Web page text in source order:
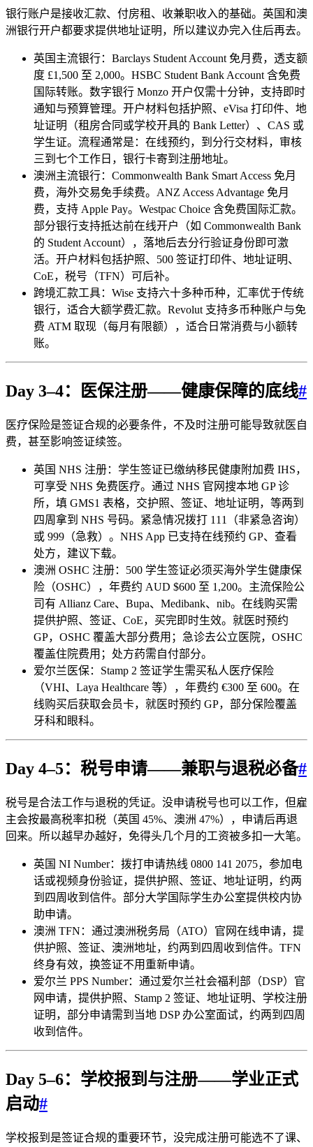
银行账户是接收汇款、付房租、收兼职收入的基础。英国和澳
洲银行开户都要求提供地址证明，所以建议办完入住后再去。
英国主流银行：Barclays Student Account 免月费，透支额
度 £1,500 至 2,000。HSBC Student Bank Account 含免费
国际转账。数字银行 Monzo 开户仅需十分钟，支持即时
通知与预算管理。开户材料包括护照、eVisa 打印件、地
址证明（租房合同或学校开具的 Bank Letter）、CAS 或
学生证。流程通常是：在线预约，到分行交材料，审核
三到七个工作日，银行卡寄到注册地址。
澳洲主流银行：Commonwealth Bank Smart Access 免月
费，海外交易免手续费。ANZ Access Advantage 免月
费，支持 Apple Pay。Westpac Choice 含免费国际汇款。
部分银行支持抵达前在线开户（如 Commonwealth Bank
的 Student Account），落地后去分行验证身份即可激
活。开户材料包括护照、500 签证打印件、地址证明、
CoE，税号（TFN）可后补。
跨境汇款工具：Wise 支持六十多种币种，汇率优于传统
银行，适合大额学费汇款。Revolut 支持多币种账户与免
费 ATM 取现（每月有限额），适合日常消费与小额转
账。
Day 3–4：医保注册——健康保障的底线#
医疗保险是签证合规的必要条件，不及时注册可能导致就医自
费，甚至影响签证续签。
英国 NHS 注册：学生签证已缴纳移民健康附加费 IHS，
可享受 NHS 免费医疗。通过 NHS 官网搜本地 GP 诊
所，填 GMS1 表格，交护照、签证、地址证明，等两到
四周拿到 NHS 号码。紧急情况拨打 111（非紧急咨询）
或 999（急救）。NHS App 已支持在线预约 GP、查看
处方，建议下载。
澳洲 OSHC 注册：500 学生签证必须买海外学生健康保
险（OSHC），年费约 AUD $600 至 1,200。主流保险公
司有 Allianz Care、Bupa、Medibank、nib。在线购买需
提供护照、签证、CoE，买完即时生效。就医时预约
GP，OSHC 覆盖大部分费用；急诊去公立医院，OSHC
覆盖住院费用；处方药需自付部分。
爱尔兰医保：Stamp 2 签证学生需买私人医疗保险
（VHI、Laya Healthcare 等），年费约 €300 至 600。在
线购买后获取会员卡，就医时预约 GP，部分保险覆盖
牙科和眼科。
Day 4–5：税号申请——兼职与退税必备#
税号是合法工作与退税的凭证。没申请税号也可以工作，但雇
主会按最高税率扣税（英国 45%、澳洲 47%），申请后再退
回来。所以越早办越好，免得头几个月的工资被多扣一大笔。
英国 NI Number：拨打申请热线 0800 141 2075，参加电
话或视频身份验证，提供护照、签证、地址证明，约两
到四周收到信件。部分大学国际学生办公室提供校内协
助申请。
澳洲 TFN：通过澳洲税务局（ATO）官网在线申请，提
供护照、签证、澳洲地址，约两到四周收到信件。TFN
终身有效，换签证不用重新申请。
爱尔兰 PPS Number：通过爱尔兰社会福利部（DSP）官
网申请，提供护照、Stamp 2 签证、地址证明、学校注册
证明，部分申请需到当地 DSP 办公室面试，约两到四周
收到信件。
Day 5–6：学校报到与注册——学业正式
启动#
学校报到是签证合规的重要环节，没完成注册可能选不了课、